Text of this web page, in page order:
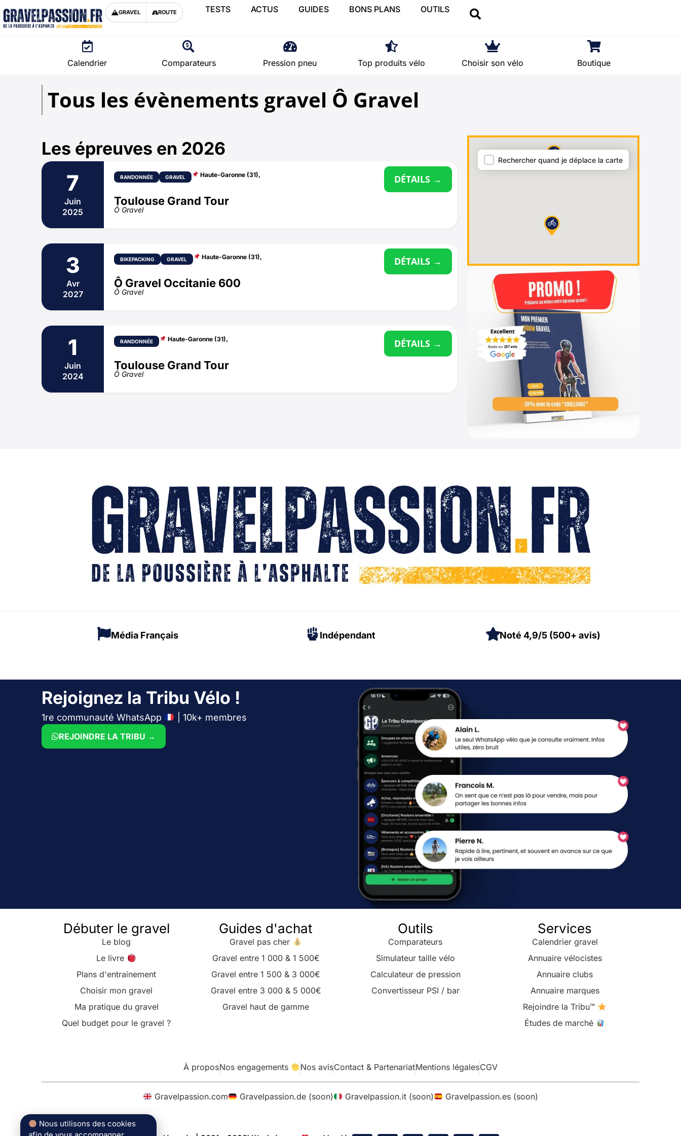
GRAVEL ROUTE TESTS ACTUS GUIDES BONS PLANS OUTILS
Calendrier Comparateurs Pression pneu Top produits vélo Choisir son vélo Boutique
Tous les évènements gravel Ô Gravel
Les épreuves en 2026
7
Juin
2025
RANDONNÉE GRAVEL Haute-Garonne (31),
Toulouse Grand Tour
Ô Gravel
DÉTAILS →
3
Avr
2027
BIKEPACKING GRAVEL Haute-Garonne (31),
Ô Gravel Occitanie 600
Ô Gravel
DÉTAILS →
1
Juin
2024
RANDONNÉE Haute-Garonne (31),
Toulouse Grand Tour
Ô Gravel
DÉTAILS →
Carte = archives
Rechercher quand je déplace la carte
Média Français Indépendant Noté 4,9/5 (500+ avis)
Rejoignez la Tribu Vélo !
1re communauté WhatsApp | 10k+ membres
REJOINDRE LA TRIBU →
Débuter le gravel
Le blog
Le livre
Plans d'entrainement
Choisir mon gravel
Ma pratique du gravel
Quel budget pour le gravel ?
Guides d'achat
Gravel pas cher
Gravel entre 1 000 & 1 500€
Gravel entre 1 500 & 3 000€
Gravel entre 3 000 & 5 000€
Gravel haut de gamme
Outils
Comparateurs
Simulateur taille vélo
Calculateur de pression
Convertisseur PSI / bar
Services
Calendrier gravel
Annuaire vélocistes
Annuaire clubs
Annuaire marques
Rejoindre la Tribu™
Études de marché
À proposNos engagements Nos avisContact & PartenariatMentions légalesCGV
Gravelpassion.com Gravelpassion.de (soon) Gravelpassion.it (soon) Gravelpassion.es (soon)
Nous utilisons des cookies